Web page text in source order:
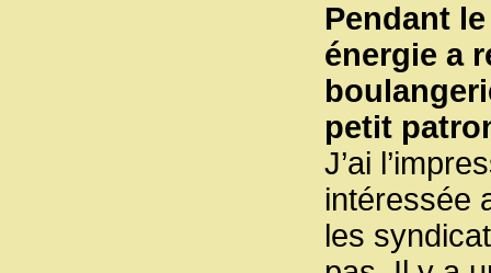
Pendant
énergie a
petit
J’ai
intéressée
les